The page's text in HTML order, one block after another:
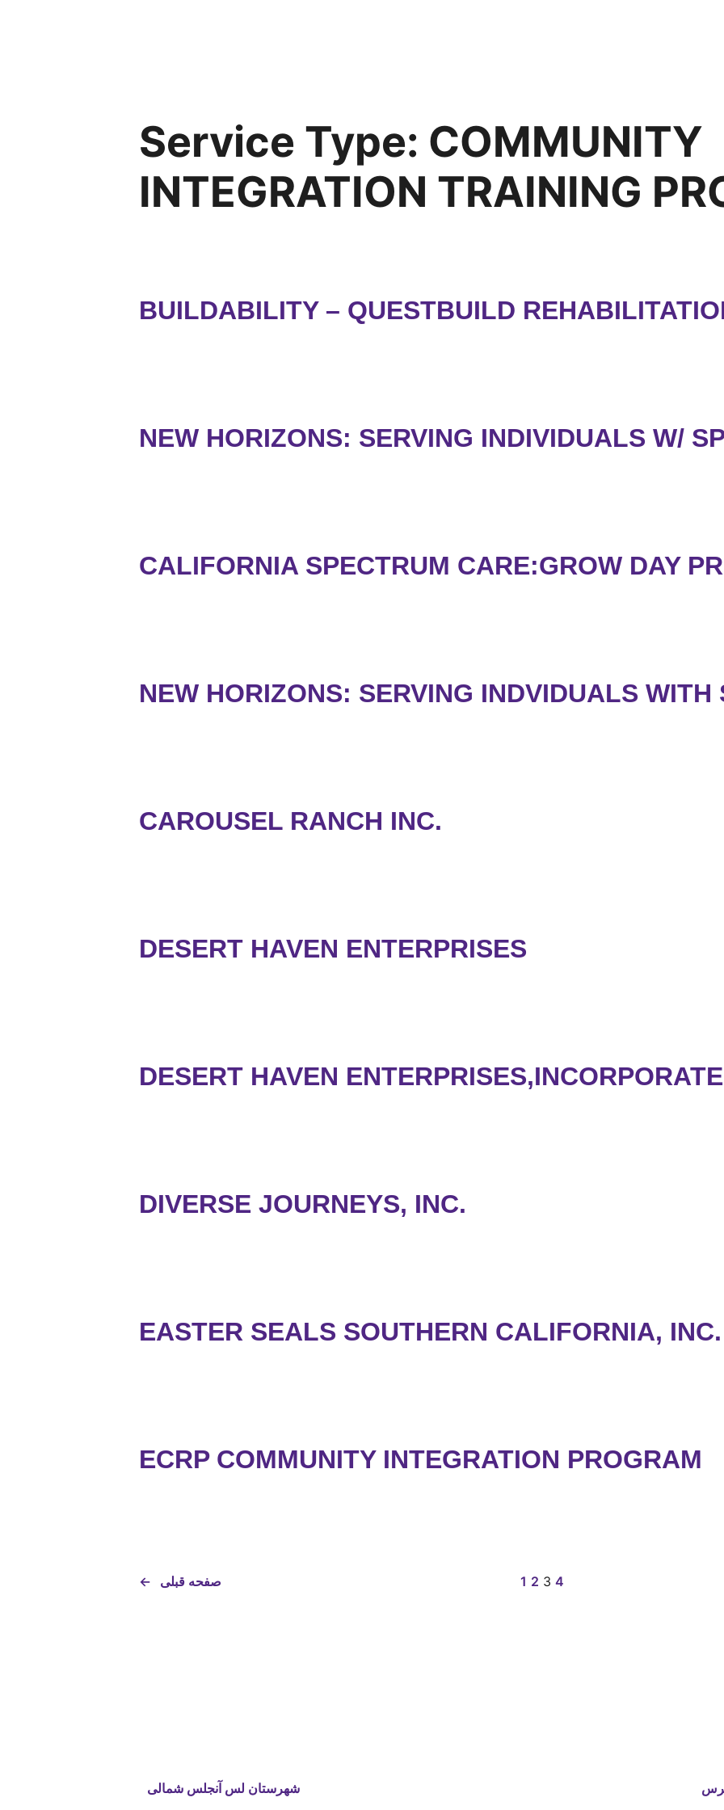
Service Type: COMMUNITY
INTEGRATION TRAINING
BUILDABILITY – QUESTBUILD
NEW HORIZONS: SERVING INDIVIDUALS W/
CALIFORNIA SPECTRUM CARE:GROW DAY
NEW HORIZONS: SERVING INDVIDUALS WITH
CAROUSEL RANCH INC.
DESERT HAVEN ENTERPRISES
DESERT HAVEN
DIVERSE JOURNEYS, INC.
EASTER SEALS SOUTHERN CALIFORNIA, INC.
ECRP COMMUNITY INTEGRATION PROGRAM
← صفحه قبلی 1 2 3 4
شهرستان لس آنجلس شمالی